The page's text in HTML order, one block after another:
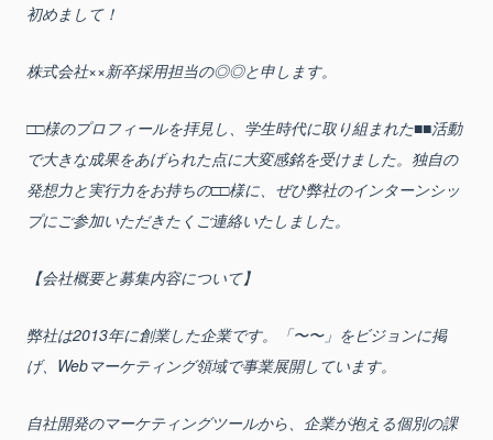
初めまして！
株式会社××新卒採用担当の◎◎と申します。
□□様のプロフィールを拝見し、学生時代に取り組まれた■■活動
で大きな成果をあげられた点に大変感銘を受けました。独自の
発想力と実行力をお持ちの□□様に、ぜひ弊社のインターンシッ
プにご参加いただきたくご連絡いたしました。
【会社概要と募集内容について】
弊社は2013年に創業した企業です。「〜〜」をビジョンに掲
げ、Webマーケティング領域で事業展開しています。
自社開発のマーケティングツールから、企業が抱える個別の課